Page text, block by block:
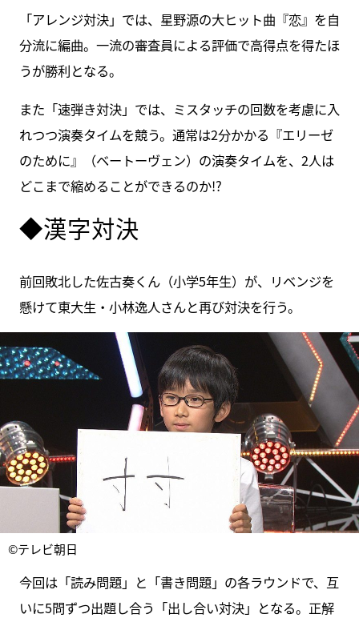
「アレンジ対決」では、星野源の大ヒット曲『恋』を自
分流に編曲。一流の審査員による評価で高得点を得たほ
うが勝利となる。
また「速弾き対決」では、ミスタッチの回数を考慮に入
れつつ演奏タイムを競う。通常は2分かかる『エリーゼ
のために』（ベートーヴェン）の演奏タイムを、2人は
どこまで縮めることができるのか!?
◆漢字対決
前回敗北した佐古奏くん（小学5年生）が、リベンジを
懸けて東大生・小林逸人さんと再び対決を行う。
©テレビ朝日
今回は「読み問題」と「書き問題」の各ラウンドで、互
いに5問ずつ出題し合う「出し合い対決」となる。正解